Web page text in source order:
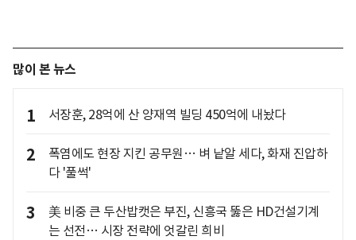
많이 본 뉴스
1 서장훈, 28억에 산 양재역 빌딩 450억에 내놨다
2
폭염에도 현장 지킨 공무원… 벼 낱알 세다, 화재 진압하
다 '풀썩'
3
美 비중 큰 두산밥캣은 부진, 신흥국 뚫은 HD건설기계
는 선전… 시장 전략에 엇갈린 희비